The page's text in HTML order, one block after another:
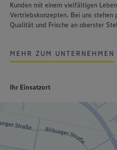
Kunden mit einem vielfältigen
Vertriebskonzepten. Bei uns stehen
Qualität und Frische an oberster
MEHR ZUM UNTERNEHMEN
Ihr Einsatzort